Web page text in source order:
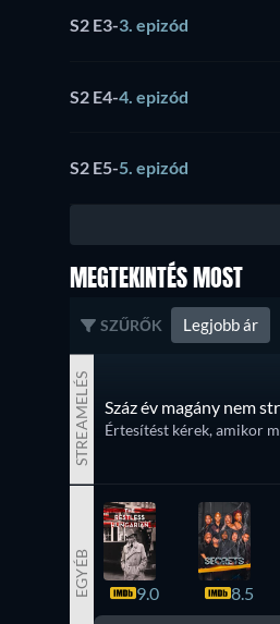
S2 E3-3. epizód
S2 E4-4. epizód
S2 E5-5. epizód
MEGTEKINTÉS MOST
SZŰRŐK Legjobb ár
STREAMELÉS Száz év magány nem
Értesítést kérek, amikor
EGYÉB 9.0 8.5